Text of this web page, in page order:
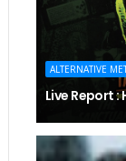
ALTERNATIVE
Live Report